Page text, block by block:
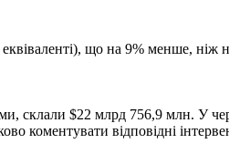
що на 9% менше, ніж
склали $22 млрд 756,9 млн. У
коментувати відповідні